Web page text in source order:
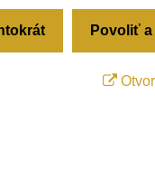
Povoliť